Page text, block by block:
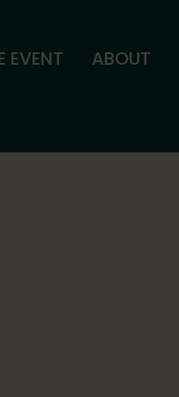
EVENT ABOUT